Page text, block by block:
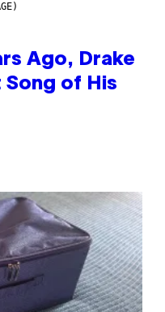
Ago, Drake
Song of His